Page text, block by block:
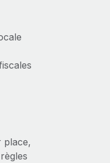
place,